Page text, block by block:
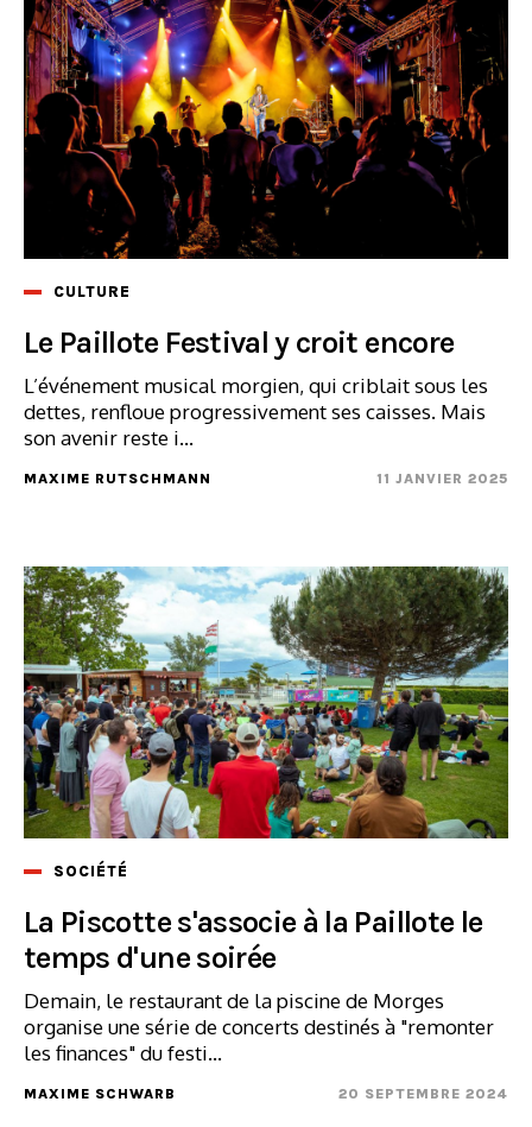
CULTURE
Le Paillote Festival y croit encore
L’événement musical morgien, qui criblait sous les
dettes, renfloue progressivement ses caisses. Mais
son avenir reste i...
MAXIME RUTSCHMANN 11 JANVIER 2025
SOCIÉTÉ
La Piscotte s'associe à la Paillote le
temps d'une soirée
Demain, le restaurant de la piscine de Morges
organise une série de concerts destinés à "remonter
les finances" du festi...
MAXIME SCHWARB 20 SEPTEMBRE 2024